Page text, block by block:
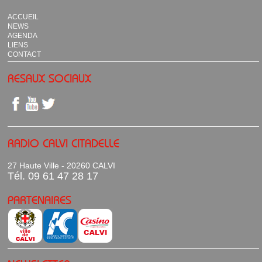
ACCUEIL
NEWS
AGENDA
LIENS
CONTACT
RESAUX SOCIAUX
RADIO CALVI CITADELLE
27 Haute Ville - 20260 CALVI
Tél. 09 61 47 28 17
PARTENAIRES